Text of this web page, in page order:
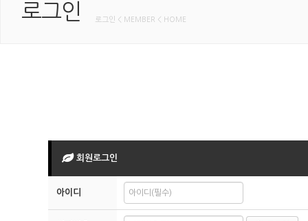
로그인 로그인 < MEMBER < HOME
회원로그인
아이디